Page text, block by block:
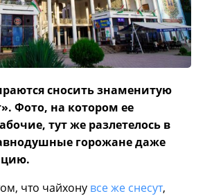
сносить знаменитую
Фото, на котором ее
тут же разлетелось в
горожане даже
что чайхону все же снесут,